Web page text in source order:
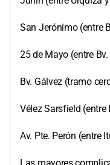
San Jerónimo (entre
25 de Mayo (entre
Bv. Gálvez (tramo
Vélez Sarsfield (entre
Av. Pte. Perón (entre
Las mayores